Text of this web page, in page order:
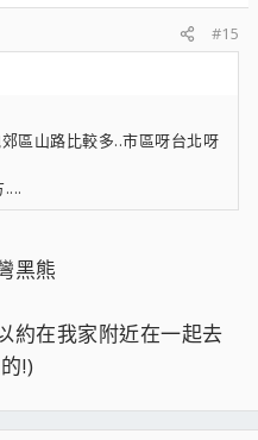
#15
區山路比較多..市區呀台北呀
黑熊
約在我家附近在一起去
!)